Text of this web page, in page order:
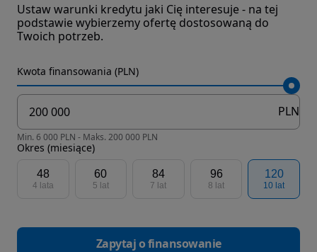
Ustaw warunki kredytu jaki Cię interesuje - na tej
podstawie wybierzemy ofertę dostosowaną do
Twoich potrzeb.
Kwota finansowania (PLN)
PLN
Min. 6 000 PLN - Maks. 200 000 PLN
Okres (miesiące)
48
4 lata
60
5 lat
84
7 lat
96
8 lat
120
10 lat
Zapytaj o finansowanie